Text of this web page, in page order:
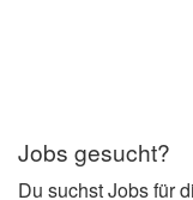
Jobs gesucht?
Du suchst Jobs für